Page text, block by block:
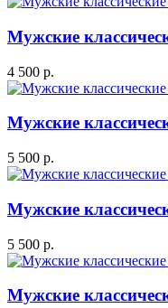
Мужские
4 500 р.
Мужские
5 500 р.
Мужские
5 500 р.
Мужские